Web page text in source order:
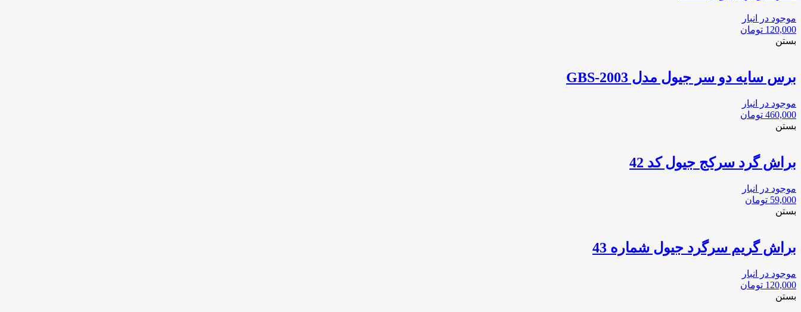
موجود در انبار
120,000 تومان
بستن
برس سایه دو سر جیول مدل GBS-2003
موجود در انبار
460,000 تومان
بستن
براش گرد سرکج جیول کد 42
موجود در انبار
59,000 تومان
بستن
براش گریم سرگرد جیول شماره 43
موجود در انبار
120,000 تومان
بستن